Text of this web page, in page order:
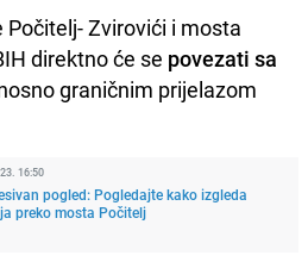
Zvirovići i mosta
direktno će se povezati sa
graničnim prijelazom
16:50
pogled: Pogledajte kako izgleda
preko mosta Počitelj